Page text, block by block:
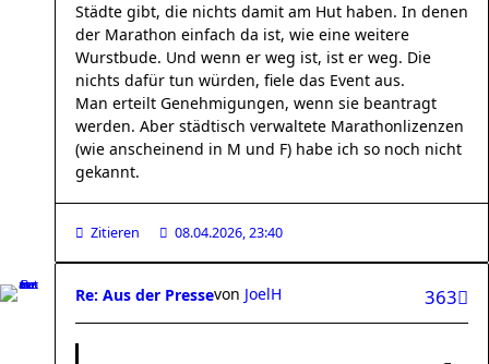
Städte gibt, die nichts damit am Hut haben. In denen
der Marathon einfach da ist, wie eine weitere
Wurstbude. Und wenn er weg ist, ist er weg. Die
nichts dafür tun würden, fiele das Event aus.
Man erteilt Genehmigungen, wenn sie beantragt
werden. Aber städtisch verwaltete Marathonlizenzen
(wie anscheinend in M und F) habe ich so noch nicht
gekannt.
Zitieren 08.04.2026, 23:40
Re: Aus der Presse 363
von JoelH